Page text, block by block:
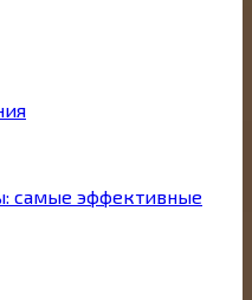
самые эффективные